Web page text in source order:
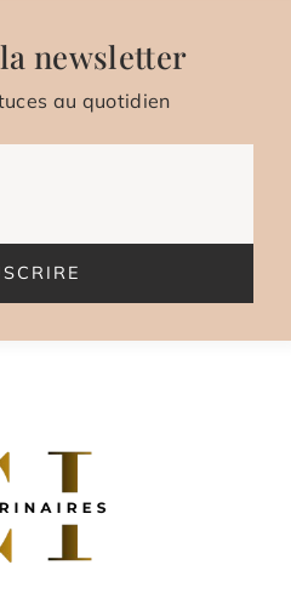
newsletter
au quotidien